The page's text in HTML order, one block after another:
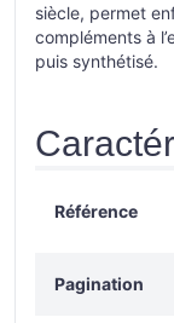
siècle, permet
compléments à
puis synthétisé.
Référence
Pagination